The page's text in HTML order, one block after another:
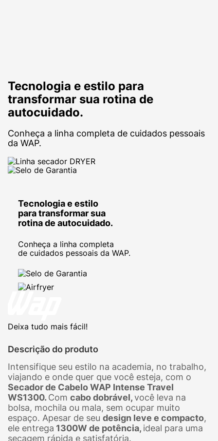
Tecnologia e estilo para
transformar sua rotina de
autocuidado.
Conheça a linha completa de cuidados pessoais
da WAP.
Tecnologia e estilo
para transformar sua
rotina de autocuidado.
Conheça a linha completa
de cuidados pessoais da WAP.
Deixa tudo mais fácil!
Descrição do produto
Intensifique seu estilo na academia, no trabalho,
viajando e onde quer que você esteja, com o
Secador de Cabelo WAP Intense Travel
WS1300.Com cabo dobrável,você leva na
bolsa, mochila ou mala, sem ocupar muito
espaço. Apesar de seu design leve e compacto,
ele entrega 1300W de potência, ideal para uma
secagem rápida e satisfatória.